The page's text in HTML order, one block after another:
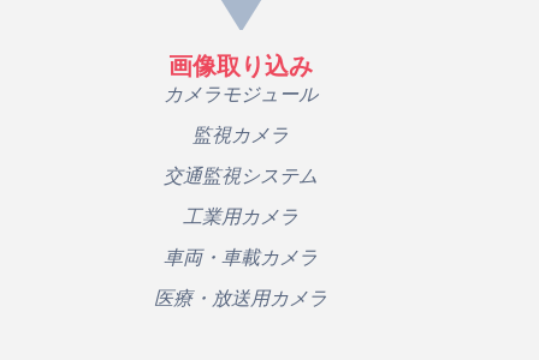
画像取り込み
カメラモジュール
監視カメラ
交通監視システム
工業用カメラ
車両・車載カメラ
医療・放送用カメラ